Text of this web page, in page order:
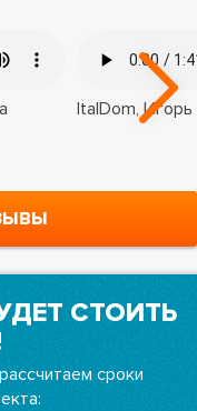
ItalDom, Игорь
СТОИТЬ
сроки